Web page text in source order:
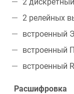
2 релейных
встроенный
встроенный
встроенный
Расшифровка